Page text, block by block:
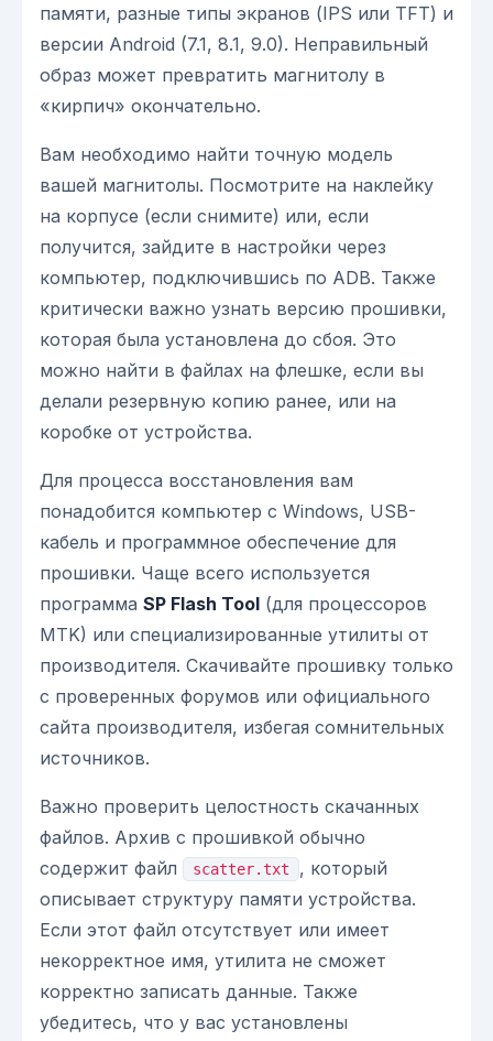
памяти, разные типы экранов (IPS или TFT) и
версии Android (7.1, 8.1, 9.0). Неправильный
образ может превратить магнитолу в
«кирпич» окончательно.
Вам необходимо найти точную модель
вашей магнитолы. Посмотрите на наклейку
на корпусе (если снимите) или, если
получится, зайдите в настройки через
компьютер, подключившись по ADB. Также
критически важно узнать версию прошивки,
которая была установлена до сбоя. Это
можно найти в файлах на флешке, если вы
делали резервную копию ранее, или на
коробке от устройства.
Для процесса восстановления вам
понадобится компьютер с Windows, USB-
кабель и программное обеспечение для
прошивки. Чаще всего используется
программа SP Flash Tool (для процессоров
MTK) или специализированные утилиты от
производителя. Скачивайте прошивку только
с проверенных форумов или официального
сайта производителя, избегая сомнительных
источников.
Важно проверить целостность скачанных
файлов. Архив с прошивкой обычно
содержит файл
scatter.txt
, который
описывает структуру памяти устройства.
Если этот файл отсутствует или имеет
некорректное имя, утилита не сможет
корректно записать данные. Также
убедитесь, что у вас установлены